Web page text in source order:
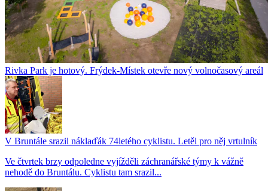
Rivka Park je hotový. Frýdek-Místek otevře nový volnočasový areál
V Bruntále srazil náklaďák 74letého cyklistu. Letěl pro něj vrtulník
Ve čtvrtek brzy odpoledne vyjížděli záchranářské týmy k vážně
nehodě do Bruntálu. Cyklistu tam srazil...